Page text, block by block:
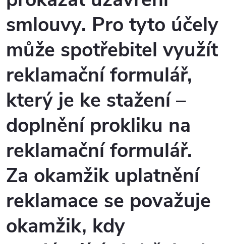
smlouvy. Pro tyto účely
může spotřebitel využít
reklamační formulář,
který je ke stažení–
doplnění prokliku na
reklamační formulář.
Za okamžik uplatnění
reklamace se považuje
okamžik, kdy